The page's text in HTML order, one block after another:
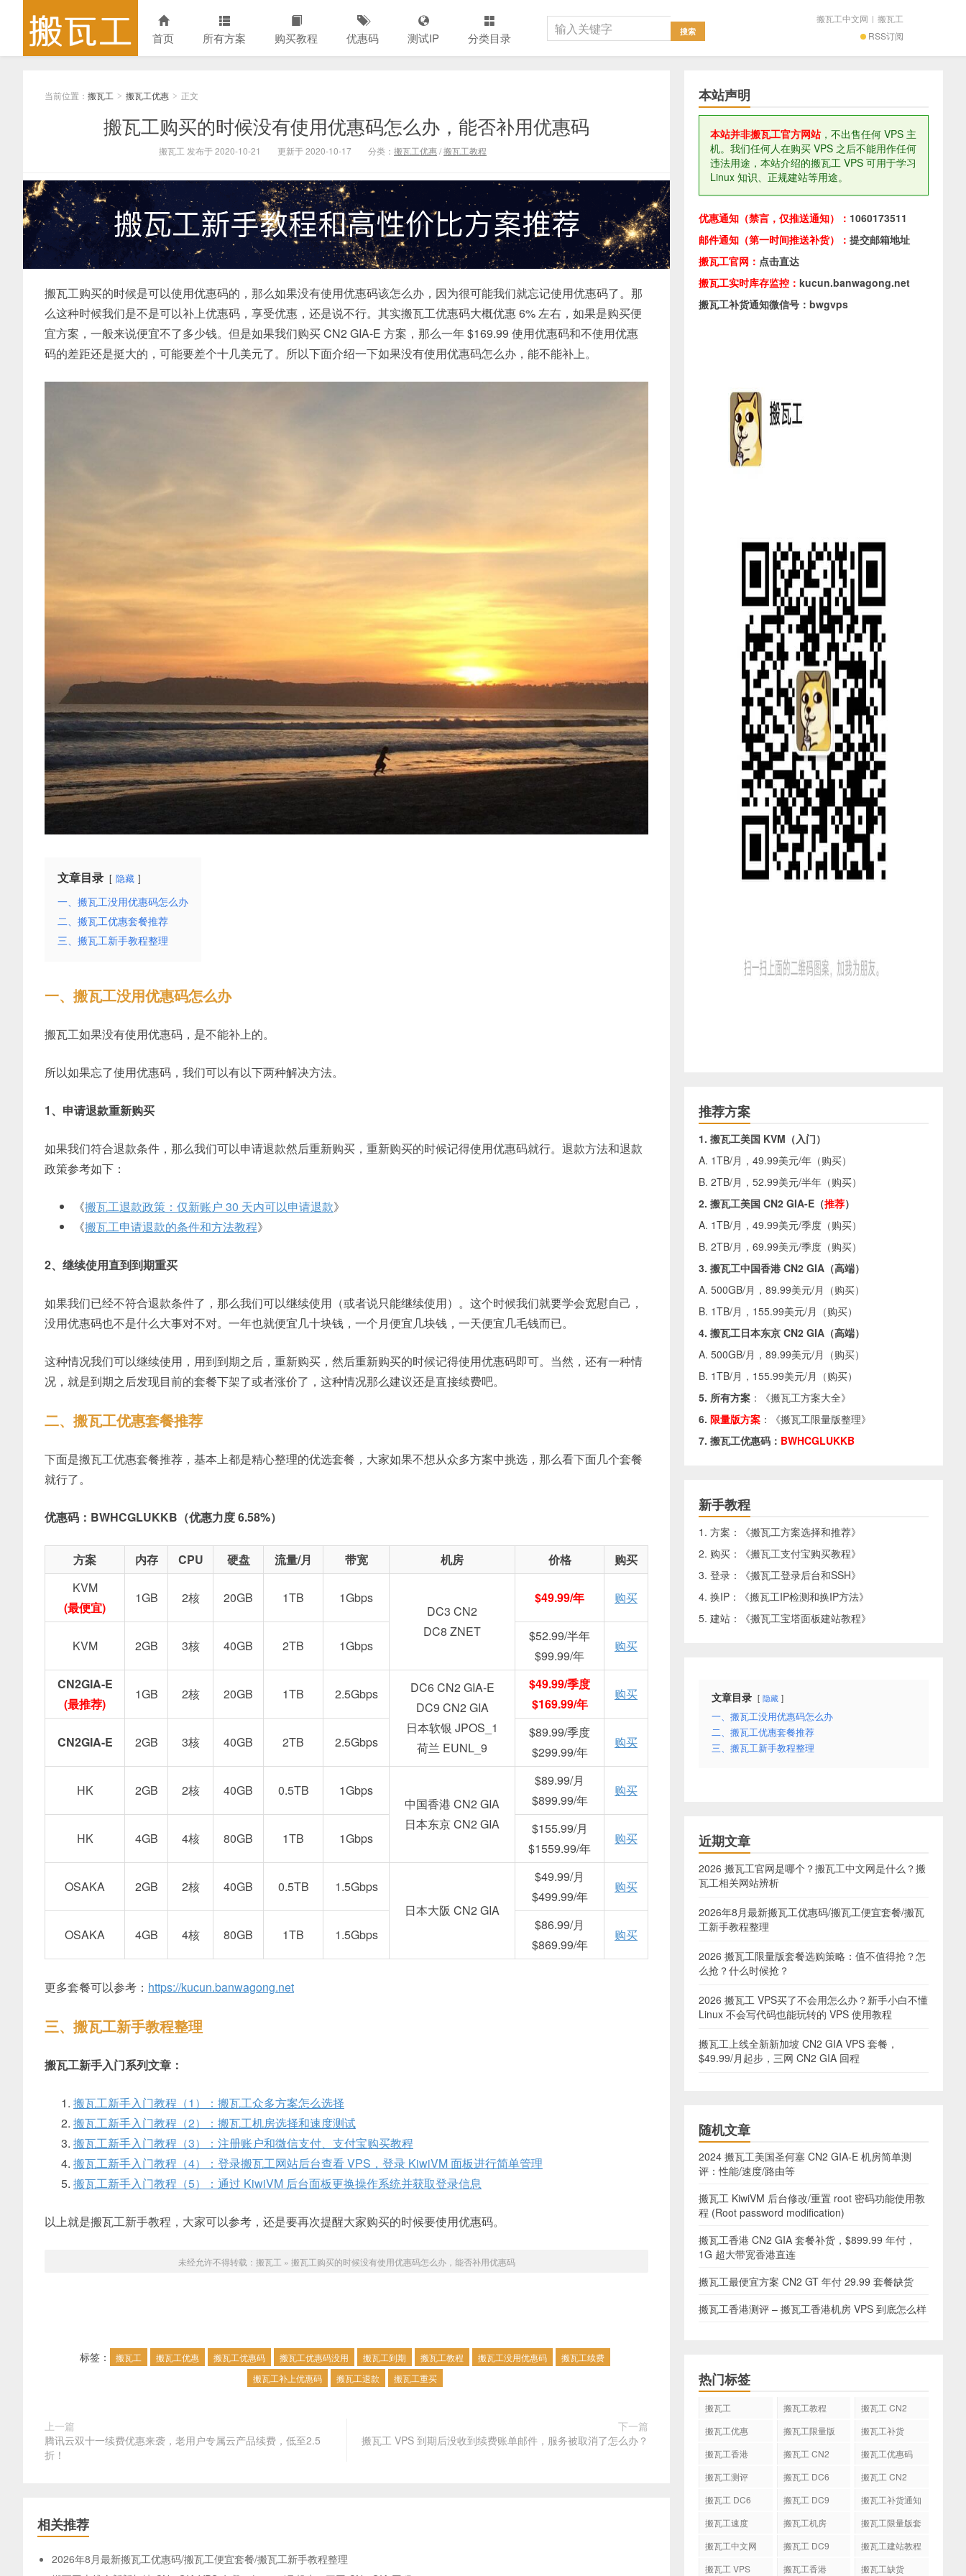
首页 所有方案 购买教程 优惠码 测试IP 分类目录 RSS订阅
搬瓦工中文网 | 搬瓦工
当前位置： 搬瓦工 > 搬瓦工优惠 > 正文
搬瓦工购买的时候没有使用优惠码怎么办，能否补用优惠码
搬瓦工 发布于 2020-10-21 更新于 2020-10-17 分类： 搬瓦工优惠/搬瓦工教程
搬瓦工购买的时候是可以使用优惠码的，那么如果没有使用优惠码该怎么办，因为很可能我们就忘记使用优惠码了。那
么这种时候我们是不是可以补上优惠码，享受优惠，还是说不行。其实搬瓦工优惠码大概优惠 6% 左右，如果是购买便
宜方案，一般来说便宜不了多少钱。但是如果我们购买 CN2 GIA-E 方案，那么一年 $169.99 使用优惠码和不使用优惠
码的差距还是挺大的，可能要差个十几美元了。所以下面介绍一下如果没有使用优惠码怎么办，能不能补上。
文章目录 隐藏
一、搬瓦工没用优惠码怎么办
二、搬瓦工优惠套餐推荐
三、搬瓦工新手教程整理
一、搬瓦工没用优惠码怎么办
搬瓦工如果没有使用优惠码，是不能补上的。
所以如果忘了使用优惠码，我们可以有以下两种解决方法。
1、申请退款重新购买
如果我们符合退款条件，那么我们可以申请退款然后重新购买，重新购买的时候记得使用优惠码就行。退款方法和退款
政策参考如下：
《搬瓦工退款政策：仅新账户 30 天内可以申请退款》
《搬瓦工申请退款的条件和方法教程》
2、继续使用直到到期重买
如果我们已经不符合退款条件了，那么我们可以继续使用（或者说只能继续使用）。这个时候我们就要学会宽慰自己，
没用优惠码也不是什么大事对不对。一年也就便宜几十块钱，一个月便宜几块钱，一天便宜几毛钱而已。
这种情况我们可以继续使用，用到到期之后，重新购买，然后重新购买的时候记得使用优惠码即可。当然，还有一种情
况，就是到期之后发现目前的套餐下架了或者涨价了，这种情况那么建议还是直接续费吧。
二、搬瓦工优惠套餐推荐
下面是搬瓦工优惠套餐推荐，基本上都是精心整理的优选套餐，大家如果不想从众多方案中挑选，那么看下面几个套餐
就行了。
优惠码：BWHCGLUKKB（优惠力度 6.58%）
方案 内存 CPU 硬盘 流量/月 带宽 机房 价格
购买
KVM
(最便宜)
1GB 2核 20GB 1TB
1Gbps
DC3 CN2
DC8 ZNET
$49.99/年 购买
KVM 2GB 3核 40GB 2TB 1Gbps
$52.99/半年
$99.99/年
购买
CN2GIA-E
(最推荐)
1GB 2核 20GB 1TB 2.5Gbps
DC6 CN2 GIA-E
DC9 CN2 GIA
日本软银 JPOS_1
荷兰 EUNL_9
$49.99/季度
$169.99/年
购买
CN2GIA-E 2GB 3核 40GB 2TB 2.5Gbps
$89.99/季度
$299.99/年
购买
HK 2GB 2核 40GB 0.5TB
1Gbps
中国香港 CN2 GIA
日本东京 CN2 GIA
$89.99/月
$899.99/年
购买
HK 4GB 4核 80GB 1TB 1Gbps
$155.99/月
$1559.99/年
购买
OSAKA 2GB 2核 40GB 0.5TB
1.5Gbps
日本大阪 CN2 GIA
$49.99/月
$499.99/年
购买
OSAKA 4GB 4核 80GB 1TB 1.5Gbps
$86.99/月
$869.99/年
购买
更多套餐可以参考： https://kucun.banwagong.net
三、搬瓦工新手教程整理
搬瓦工新手入门系列文章：
搬瓦工新手入门教程（1）：搬瓦工众多方案怎么选择
搬瓦工新手入门教程（2）：搬瓦工机房选择和速度测试
搬瓦工新手入门教程（3）：注册账户和微信支付、支付宝购买教程
搬瓦工新手入门教程（4）：登录搬瓦工网站后台查看 VPS，登录 KiwiVM 面板进行简单管理
搬瓦工新手入门教程（5）：通过 KiwiVM 后台面板更换操作系统并获取登录信息
以上就是搬瓦工新手教程，大家可以参考，还是要再次提醒大家购买的时候要使用优惠码。
未经允许不得转载： 搬瓦工 » 搬瓦工购买的时候没有使用优惠码怎么办，能否补用优惠码
标签： 搬瓦工 搬瓦工优惠 搬瓦工优惠码 搬瓦工优惠码没用 搬瓦工到期 搬瓦工教程 搬瓦工没用优惠码
搬瓦工续费
搬瓦工补上优惠码
搬瓦工退款 搬瓦工重买
上一篇
腾讯云双十一续费优惠来袭，老用户专属云产品续费，低至2.5
折！
下一篇
搬瓦工 VPS 到期后没收到续费账单邮件，服务被取消了怎么办？
相关推荐
2026年8月最新搬瓦工优惠码/搬瓦工便宜套餐/搬瓦工新手教程整理
本站声明
本站并非搬瓦工官方网站，不出售任何 VPS 主
机。我们任何人在购买 VPS 之后不能用作任何
违法用途，本站介绍的搬瓦工 VPS 可用于学习
Linux 知识、正规建站等用途。
优惠通知（禁言，仅推送通知）： 1060173511
邮件通知（第一时间推送补货）： 提交邮箱地址
搬瓦工官网： 点击直达
搬瓦工实时库存监控： kucun.banwagong.net
搬瓦工补货通知微信号：bwgvps
推荐方案
1. 搬瓦工美国 KVM（入门）
A. 1TB/月，49.99美元/年（购买）
B. 2TB/月，52.99美元/半年（购买）
2. 搬瓦工美国 CN2 GIA-E（推荐）
A. 1TB/月，49.99美元/季度（购买）
B. 2TB/月，69.99美元/季度（购买）
3. 搬瓦工中国香港 CN2 GIA（高端）
A. 500GB/月，89.99美元/月（购买）
B. 1TB/月，155.99美元/月（购买）
4. 搬瓦工日本东京 CN2 GIA（高端）
A. 500GB/月，89.99美元/月（购买）
B. 1TB/月，155.99美元/月（购买）
5. 所有方案 ：《搬瓦工方案大全》
6. 限量版方案 ：《搬瓦工限量版整理》
7. 搬瓦工优惠码： BWHCGLUKKB
新手教程
1. 方案：《搬瓦工方案选择和推荐》
2. 购买：《搬瓦工支付宝购买教程》
3. 登录：《搬瓦工登录后台和SSH》
4. 换IP：《搬瓦工IP检测和换IP方法》
5. 建站：《搬瓦工宝塔面板建站教程》
文章目录 隐藏
一、搬瓦工没用优惠码怎么办
二、搬瓦工优惠套餐推荐
三、搬瓦工新手教程整理
近期文章
2026 搬瓦工官网是哪个？搬瓦工中文网是什么？搬
瓦工相关网站辨析
2026年8月最新搬瓦工优惠码/搬瓦工便宜套餐/搬瓦
工新手教程整理
2026 搬瓦工限量版套餐选购策略：值不值得抢？怎
么抢？什么时候抢？
2026 搬瓦工 VPS买了不会用怎么办？新手小白不懂
Linux 不会写代码也能玩转的 VPS 使用教程
搬瓦工上线全新新加坡 CN2 GIA VPS 套餐，
$49.99/月起步，三网 CN2 GIA 回程
随机文章
2024 搬瓦工美国圣何塞 CN2 GIA-E 机房简单测
评：性能/速度/路由等
搬瓦工 KiwiVM 后台修改/重置 root 密码功能使用教
程 (Root password modification)
搬瓦工香港 CN2 GIA 套餐补货，$899.99 年付，
1G 超大带宽香港直连
搬瓦工最便宜方案 CN2 GT 年付 29.99 套餐缺货
搬瓦工香港测评 – 搬瓦工香港机房 VPS 到底怎么样
热门标签
搬瓦工 搬瓦工教程
搬瓦工 CN2
搬瓦工优惠 搬瓦工限量版
搬瓦工补货
搬瓦工香港
搬瓦工 CN2
搬瓦工优惠码
搬瓦工测评
搬瓦工 DC6
搬瓦工 CN2
搬瓦工 DC6
搬瓦工 DC9
搬瓦工补货通知
搬瓦工速度
搬瓦工机房
搬瓦工限量版套
搬瓦工中文网 搬瓦工 DC9
搬瓦工建站教程
搬瓦工 VPS
搬瓦工香港 搬瓦工缺货